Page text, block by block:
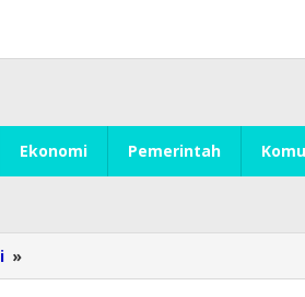
Ekonomi Pemerintah
»
Bank